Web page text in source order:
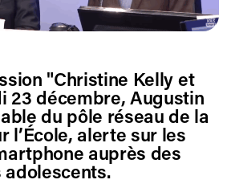
"Christine Kelly et
23 décembre, Augustin
du pôle réseau de la
l’École, alerte sur les
auprès des